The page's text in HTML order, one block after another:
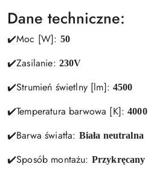
Dane techniczne:
✔️Moc [W]: 50
✔️Zasilanie: 230V
✔️Strumień świetlny [lm]: 4500
✔️Temperatura barwowa [K]:4000
✔️Barwa światła: Biała neutralna
✔️Sposób montażu: Przykręcany